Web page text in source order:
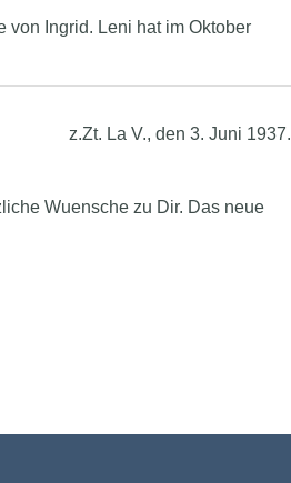
von Ingrid. Leni hat im Oktober
z.Zt. La V., den 3. Juni 1937.
Wuensche zu Dir. Das neue